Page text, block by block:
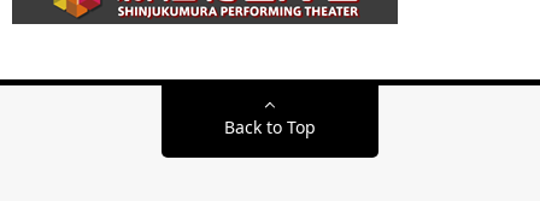
Back to Top